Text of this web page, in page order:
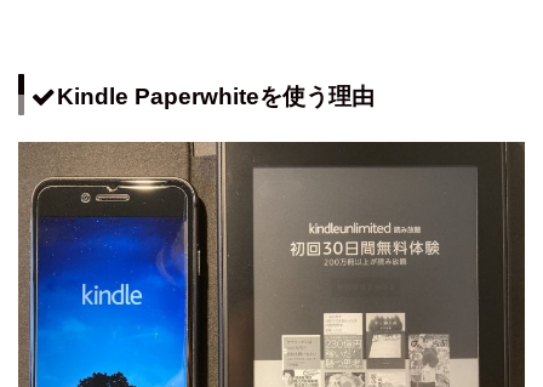
Kindle Paperwhiteを使う理由